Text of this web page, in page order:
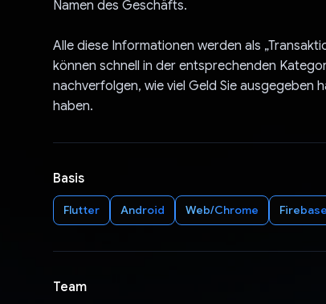
Namen des Geschäfts.
Alle diese Informationen werden als
können schnell in der entsprechenden
nachverfolgen, wie viel Geld Sie ausgegeben
haben.
Basis
Flutter Android Web/Chrome Firebase
Team